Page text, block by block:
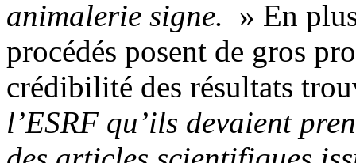
animalerie signe. » En
procédés posent de gros
crédibilité des résultats
l’ESRF qu’ils devaient